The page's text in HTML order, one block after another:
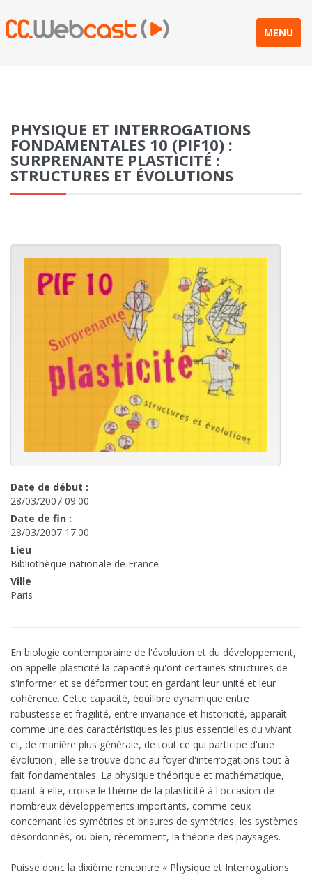
MENU
PHYSIQUE ET INTERROGATIONS
FONDAMENTALES 10 (PIF10) :
SURPRENANTE PLASTICITÉ :
STRUCTURES ET ÉVOLUTIONS
Date de début :
28/03/2007 09:00
Date de fin :
28/03/2007 17:00
Lieu
Bibliothèque nationale de France
Ville
Paris
En biologie contemporaine de l'évolution et du développement,
on appelle plasticité la capacité qu'ont certaines structures de
s'informer et se déformer tout en gardant leur unité et leur
cohérence. Cette capacité, équilibre dynamique entre
robustesse et fragilité, entre invariance et historicité, apparaît
comme une des caractéristiques les plus essentielles du vivant
et, de manière plus générale, de tout ce qui participe d'une
évolution ; elle se trouve donc au foyer d'interrogations tout à
fait fondamentales. La physique théorique et mathématique,
quant à elle, croise le thème de la plasticité à l'occasion de
nombreux développements importants, comme ceux
concernant les symétries et brisures de symétries, les systèmes
désordonnés, ou bien, récemment, la théorie des paysages.
Puisse donc la dixième rencontre « Physique et Interrogations